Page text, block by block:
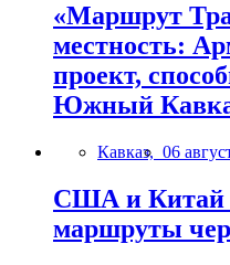
«Маршрут
местность:
проект,
Южный
Кавказ, 06
США и Китай
маршруты